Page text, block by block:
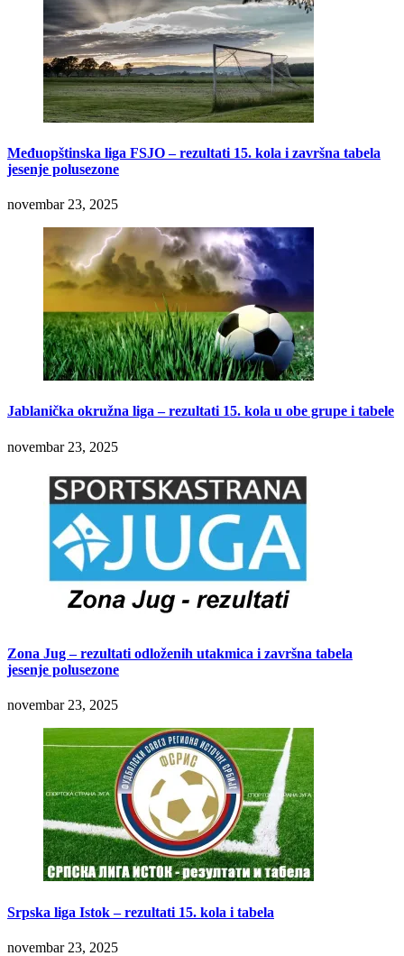
Međuopštinska liga FSJO – rezultati 15. kola i završna tabela
jesenje polusezone
novembar 23, 2025
Jablanička okružna liga – rezultati 15. kola u obe grupe i tabele
novembar 23, 2025
Zona Jug – rezultati odloženih utakmica i završna tabela
jesenje polusezone
novembar 23, 2025
Srpska liga Istok – rezultati 15. kola i tabela
novembar 23, 2025